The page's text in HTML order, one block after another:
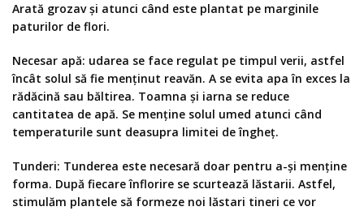
Arată grozav și atunci când este plantat pe marginile
paturilor de flori.
Necesar apă: udarea se face regulat pe timpul verii, astfel
încât solul să fie menținut reavăn. A se evita apa în exces la
rădăcină sau băltirea. Toamna și iarna se reduce
cantitatea de apă. Se menține solul umed atunci când
temperaturile sunt deasupra limitei de îngheț.
Tunderi: Tunderea este necesară doar pentru a-și menține
forma. După fiecare înflorire se scurtează lăstarii. Astfel,
stimulăm plantele să formeze noi lăstari tineri ce vor